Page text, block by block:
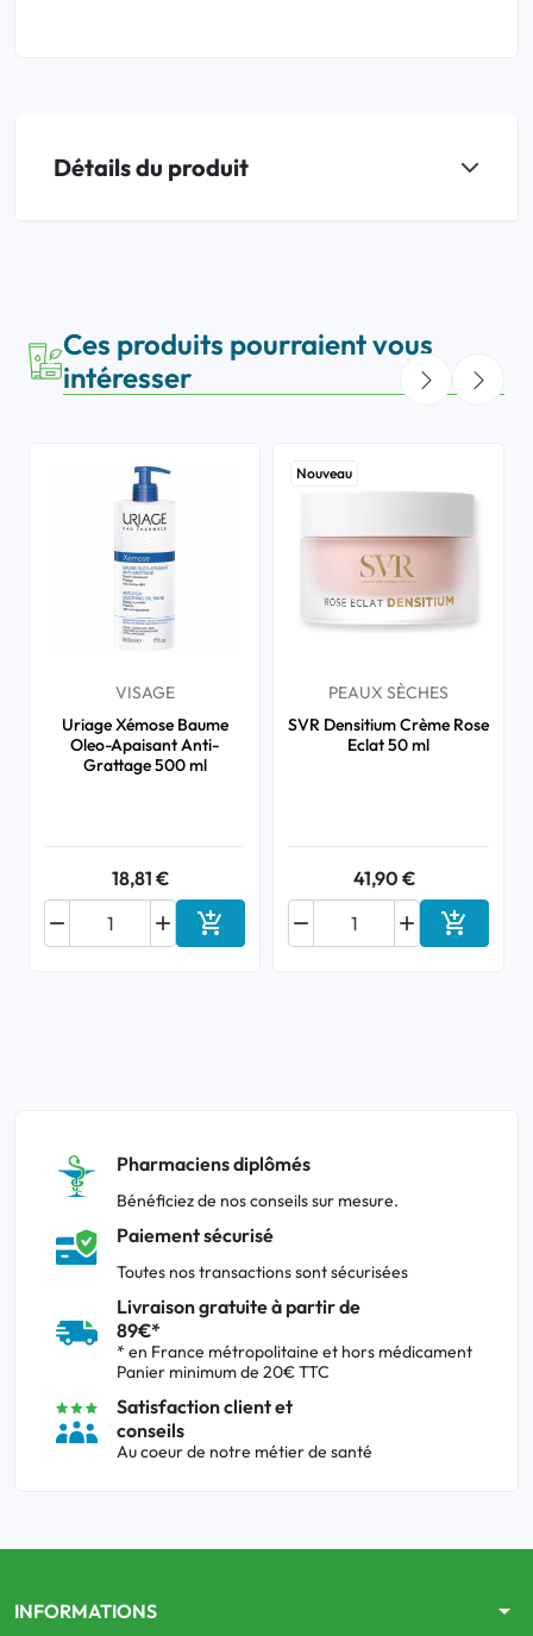
Détails du produit
Ces produits pourraient vous
intéresser
VISAGE
Uriage Xémose Baume
Oleo-Apaisant Anti-
Grattage 500 ml
18,81 €

 Ajouter au panier
Nouveau
PEAUX SÈCHES
SVR Densitium Crème Rose
Eclat 50 ml
41,90 €

 Ajouter
Pharmaciens diplômés
Bénéficiez de nos conseils sur mesure.
Paiement sécurisé
Toutes nos transactions sont sécurisées
Livraison gratuite à partir de
89€*
* en France métropolitaine et hors médicament
Panier minimum de 20€ TTC
Satisfaction client et
conseils
Au coeur de notre métier de santé
INFORMATIONS arrow_drop_down